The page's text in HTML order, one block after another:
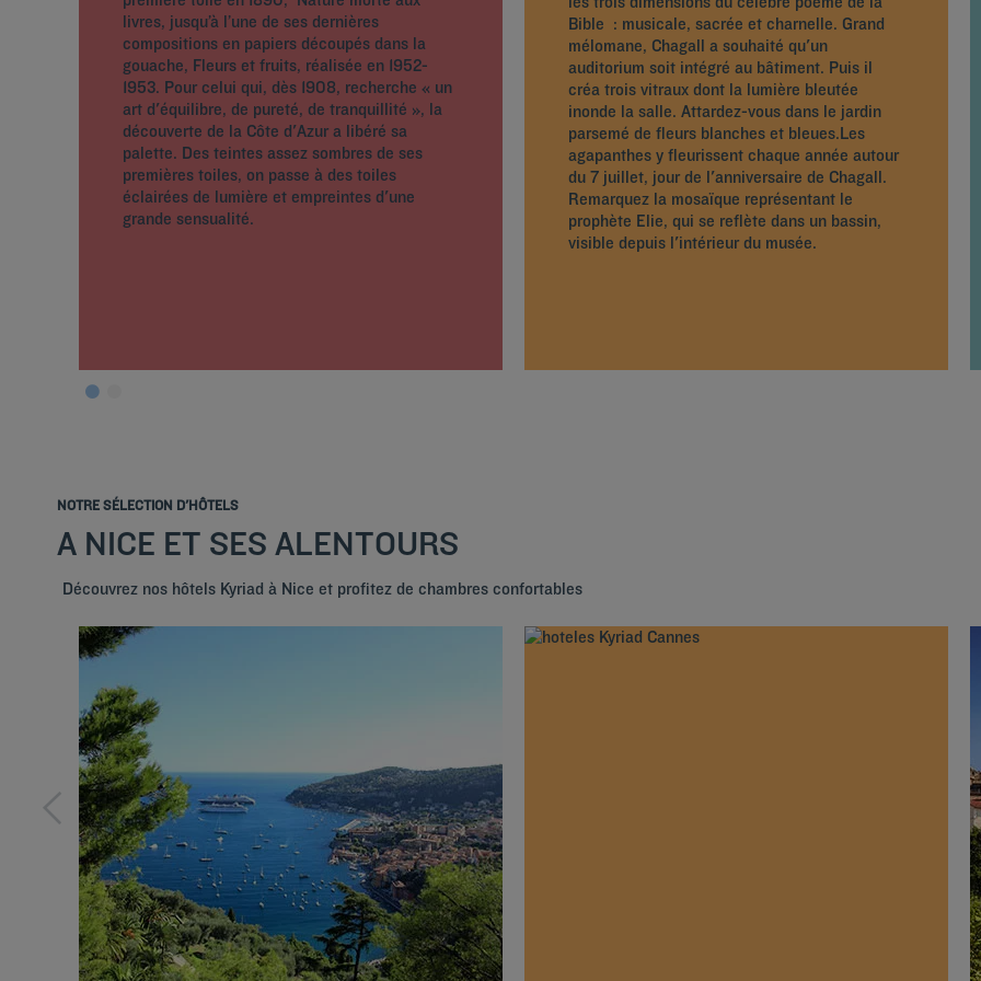
livres, jusqu’à l’une de ses dernières
compositions en papiers découpés dans la
gouache, Fleurs et fruits, réalisée en 1952-
1953. Pour celui qui, dès 1908, recherche « un
art d'équilibre, de pureté, de tranquillité », la
découverte de la Côte d'Azur a libéré sa
palette. Des teintes assez sombres de ses
premières toiles, on passe à des toiles
éclairées de lumière et empreintes d'une
grande sensualité.
Bible : musicale, sacrée et charnelle. Grand
mélomane, Chagall a souhaité qu'un
auditorium soit intégré au bâtiment. Puis il
créa trois vitraux dont la lumière bleutée
inonde la salle. Attardez-vous dans le jardin
parsemé de fleurs blanches et bleues.Les
agapanthes y fleurissent chaque année autour
du 7 juillet, jour de l'anniversaire de Chagall.
Remarquez la mosaïque représentant le
prophète Elie, qui se reflète dans un bassin,
visible depuis l'intérieur du musée.
NOTRE SÉLECTION D'HÔTELS
A NICE ET SES ALENTOURS
Découvrez nos hôtels Kyriad à Nice et profitez de chambres confortables